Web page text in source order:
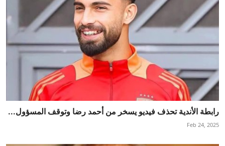
رابطة الأندية تحذف فيديو يسخر من أحمد رضا وتوقف المسؤول...
Feb 24, 2025